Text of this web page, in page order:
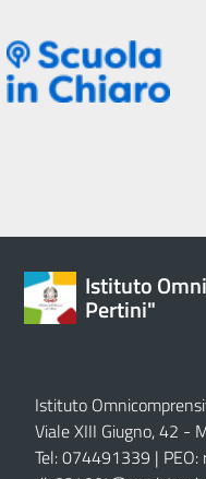
Istituto
Pertini"
Istituto
Viale XIII Giugno, 42 -
Tel: 074491339 | PEO: